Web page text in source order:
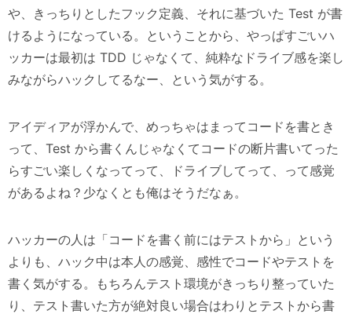
や、きっちりとしたフック定義、それに基づいた Test が書
けるようになっている。ということから、やっぱすごいハ
ッカーは最初は TDD じゃなくて、純粋なドライブ感を楽し
みながらハックしてるなー、という気がする。
アイディアが浮かんで、めっちゃはまってコードを書とき
って、Test から書くんじゃなくてコードの断片書いてった
らすごい楽しくなってって、ドライブしてって、って感覚
があるよね？少なくとも俺はそうだなぁ。
ハッカーの人は「コードを書く前にはテストから」という
よりも、ハック中は本人の感覚、感性でコードやテストを
書く気がする。もちろんテスト環境がきっちり整っていた
り、テスト書いた方が絶対良い場合はわりとテストから書